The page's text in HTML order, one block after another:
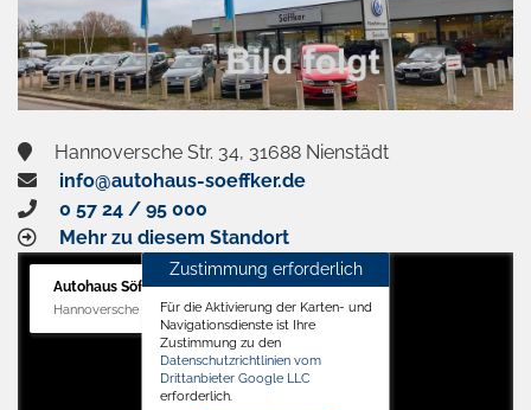
Hannoversche Str. 34, 31688 Nienstädt
info@autohaus-soeffker.de
0 57 24 / 95 000
Mehr zu diesem Standort
Autohaus Söffker GmbH
Hannoversche Str. 34, 31688 Nienstädt
Zustimmung erforderlich
Für die Aktivierung der Karten- und
Navigationsdienste ist Ihre
Zustimmung zu den
Datenschutzrichtlinien vom
Drittanbieter Google LLC
erforderlich.